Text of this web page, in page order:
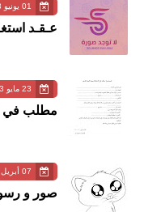
01 يونيو 2023
عـقـد
23 مايو 2023
مطلب في
07 أبريل 2022
صور و